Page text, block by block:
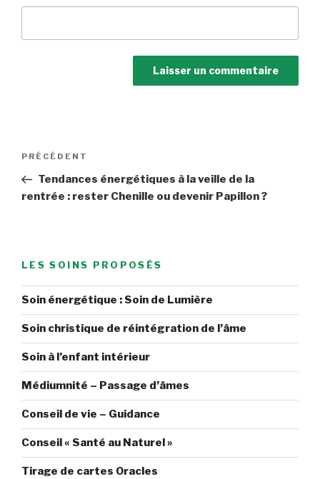
Navigation
l’article
Article
précédent
PRÉCÉDENT
Tendances énergétiques à la veille de la
rentrée : rester Chenille ou devenir Papillon ?
LES SOINS PROPOSÉS
Soin énergétique : Soin de Lumière
Soin christique de réintégration de l’âme
Soin à l’enfant intérieur
Médiumnité – Passage d’âmes
Conseil de vie – Guidance
Conseil « Santé au Naturel »
Tirage de cartes Oracles